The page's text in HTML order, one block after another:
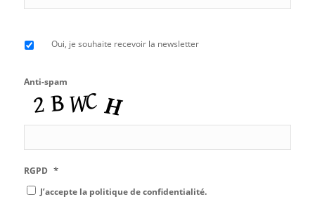
Oui, je souhaite recevoir la newsletter
Anti-spam
RGPD *
J’accepte la politique de confidentialité.